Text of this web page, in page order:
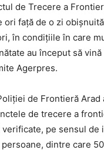
de Trecere a
ori faţă de o zi
în condiţiile în care
au început să vină
Agerpres.
de Frontieră Arad
de trecere a
pe sensul de
dintre care